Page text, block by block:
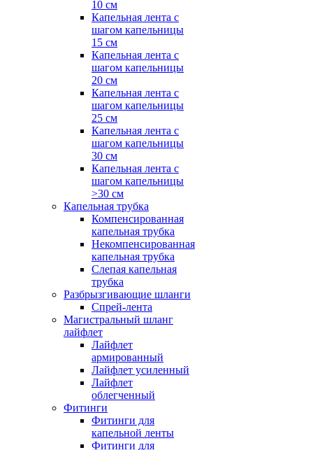
10 см
Капельная лента с
шагом капельницы
15 см
Капельная лента с
шагом капельницы
20 см
Капельная лента с
шагом капельницы
25 см
Капельная лента с
шагом капельницы
30 см
Капельная лента с
шагом капельницы
>30 см
Капельная трубка
Компенсированная
капельная трубка
Некомпенсированная
капельная трубка
Слепая капельная
трубка
Разбрызгивающие шланги
Спрей-лента
Магистральный шланг
лайфлет
Лайфлет
армированный
Лайфлет усиленный
Лайфлет
облегченный
Фитинги
Фитинги для
капельной ленты
Фитинги для